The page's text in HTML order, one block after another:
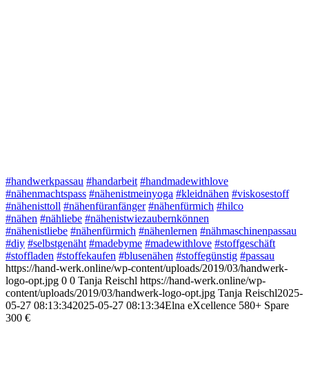
#handwerkpassau #handarbeit #handmadewithlove
#nähenmachtspass #nähenistmeinyoga #kleidnähen #viskosestoff
#nähenisttoll #nähenfüranfänger #nähenfürmich #hilco
#nähen #nähliebe #nähenistwiezaubernkönnen
#nähenistliebe #nähenfürmich #nähenlernen #nähmaschinenpassau
#diy #selbstgenäht #madebyme #madewithlove #stoffgeschäft
#stoffladen #stoffekaufen #blusenähen #stoffegünstig #passau
https://hand-werk.online/wp-content/uploads/2019/03/handwerk-
logo-opt.jpg 0 0 Tanja Reischl https://hand-werk.online/wp-
content/uploads/2019/03/handwerk-logo-opt.jpg Tanja Reischl2025-
05-27 08:13:342025-05-27 08:13:34Elna eXcellence 580+ Spare
300 €